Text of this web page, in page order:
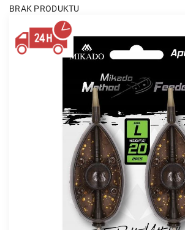
BRAK PRODUKTU